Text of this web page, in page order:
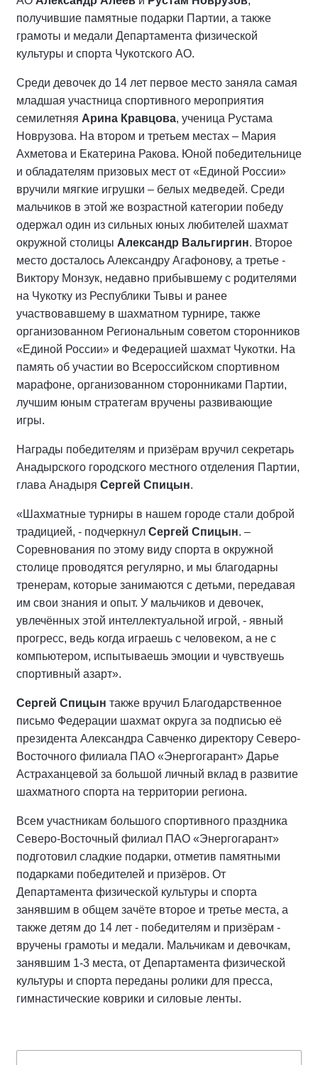
получившие памятные подарки Партии, а также
грамоты и медали Департамента физической
культуры и спорта Чукотского АО.
Среди девочек до 14 лет первое место заняла самая
младшая участница спортивного мероприятия
семилетняя Арина Кравцова, ученица Рустама
Новрузова. На втором и третьем местах – Мария
Ахметова и Екатерина Ракова. Юной победительнице
и обладателям призовых мест от «Единой России»
вручили мягкие игрушки – белых медведей. Среди
мальчиков в этой же возрастной категории победу
одержал один из сильных юных любителей шахмат
окружной столицы Александр Вальгиргин. Второе
место досталось Александру Агафонову, а третье -
Виктору Монзук, недавно прибывшему с родителями
на Чукотку из Республики Тывы и ранее
участвовавшему в шахматном турнире, также
организованном Региональным советом сторонников
«Единой России» и Федерацией шахмат Чукотки. На
память об участии во Всероссийском спортивном
марафоне, организованном сторонниками Партии,
лучшим юным стратегам вручены развивающие
игры.
Награды победителям и призёрам вручил секретарь
Анадырского городского местного отделения Партии,
глава Анадыря Сергей Спицын.
«Шахматные турниры в нашем городе стали доброй
традицией, - подчеркнул Сергей Спицын. –
Соревнования по этому виду спорта в окружной
столице проводятся регулярно, и мы благодарны
тренерам, которые занимаются с детьми, передавая
им свои знания и опыт. У мальчиков и девочек,
увлечённых этой интеллектуальной игрой, - явный
прогресс, ведь когда играешь с человеком, а не с
компьютером, испытываешь эмоции и чувствуешь
спортивный азарт».
Сергей Спицын также вручил Благодарственное
письмо Федерации шахмат округа за подписью её
президента Александра Савченко директору Северо-
Восточного филиала ПАО «Энергогарант» Дарье
Астраханцевой за большой личный вклад в развитие
шахматного спорта на территории региона.
Всем участникам большого спортивного праздника
Северо-Восточный филиал ПАО «Энергогарант»
подготовил сладкие подарки, отметив памятными
подарками победителей и призёров. От
Департамента физической культуры и спорта
занявшим в общем зачёте второе и третье места, а
также детям до 14 лет - победителям и призёрам -
вручены грамоты и медали. Мальчикам и девочкам,
занявшим 1-3 места, от Департамента физической
культуры и спорта переданы ролики для пресса,
гимнастические коврики и силовые ленты.